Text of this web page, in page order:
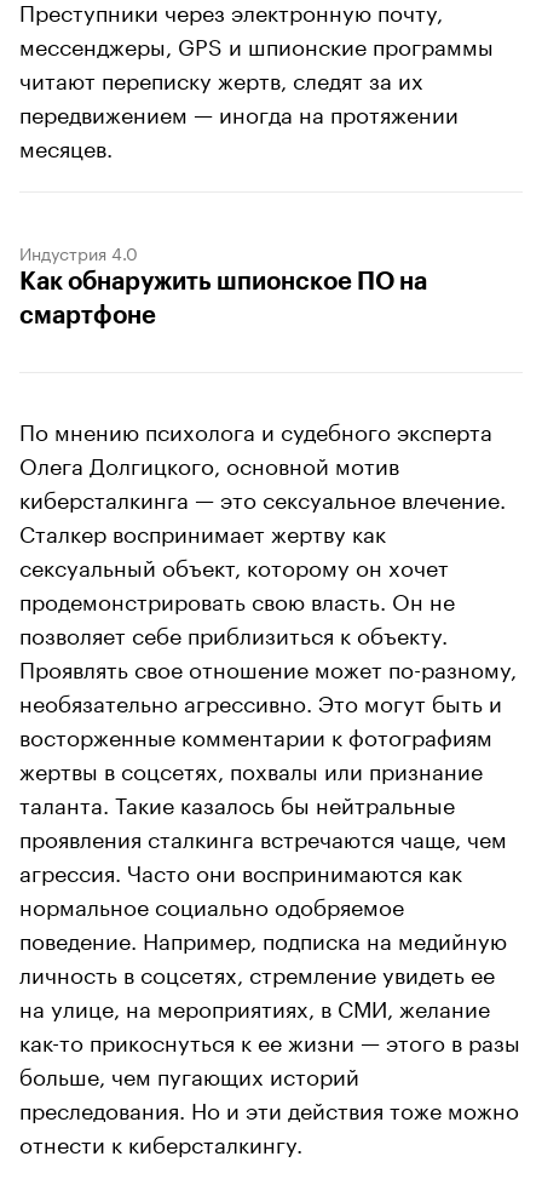
Преступники через электронную почту,
мессенджеры, GPS и шпионские программы
читают переписку жертв, следят за их
передвижением — иногда на протяжении
месяцев.
Индустрия 4.0
Как обнаружить шпионское ПО на
смартфоне
По мнению психолога и судебного эксперта
Олега Долгицкого, основной мотив
киберсталкинга — это сексуальное влечение.
Сталкер воспринимает жертву как
сексуальный объект, которому он хочет
продемонстрировать свою власть. Он не
позволяет себе приблизиться к объекту.
Проявлять свое отношение может по-разному,
необязательно агрессивно. Это могут быть и
восторженные комментарии к фотографиям
жертвы в соцсетях, похвалы или признание
таланта. Такие казалось бы нейтральные
проявления сталкинга встречаются чаще, чем
агрессия. Часто они воспринимаются как
нормальное социально одобряемое
поведение. Например, подписка на медийную
личность в соцсетях, стремление увидеть ее
на улице, на мероприятиях, в СМИ, желание
как-то прикоснуться к ее жизни — этого в разы
больше, чем пугающих историй
преследования. Но и эти действия тоже можно
отнести к киберсталкингу.